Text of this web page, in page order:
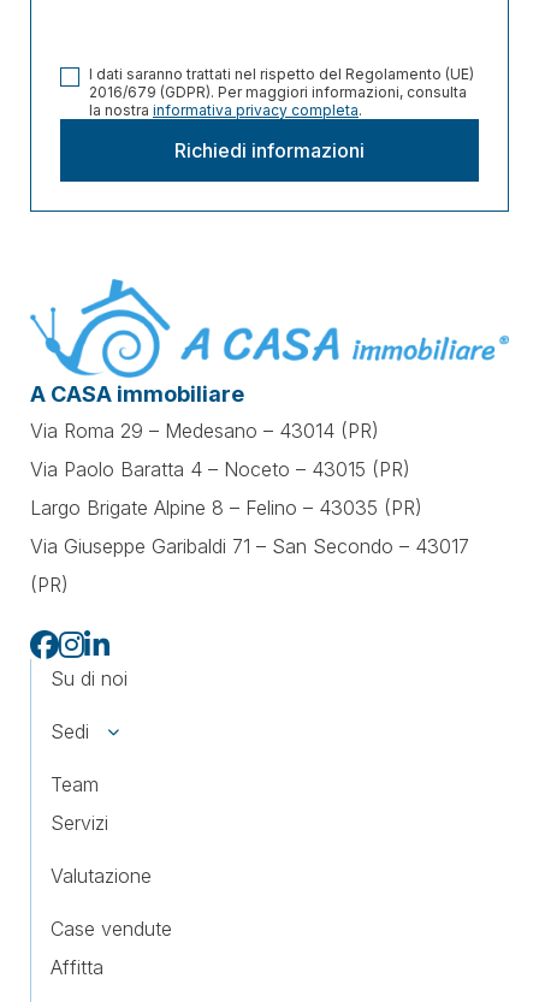
I dati saranno trattati nel rispetto del Regolamento (UE)
2016/679 (GDPR). Per maggiori informazioni, consulta
la nostra informativa privacy completa.
A CASA immobiliare
Via Roma 29 – Medesano – 43014 (PR)
Via Paolo Baratta 4 – Noceto – 43015 (PR)
Largo Brigate Alpine 8 – Felino – 43035 (PR)
Via Giuseppe Garibaldi 71 – San Secondo – 43017
(PR)
Su di noi
Sedi
Team
Servizi
Valutazione
Case vendute
Affitta